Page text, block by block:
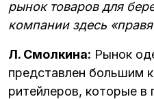
рынок товаров для
компании здесь
Л. Смолкина: Рынок
представлен большим
ритейлеров, которые в